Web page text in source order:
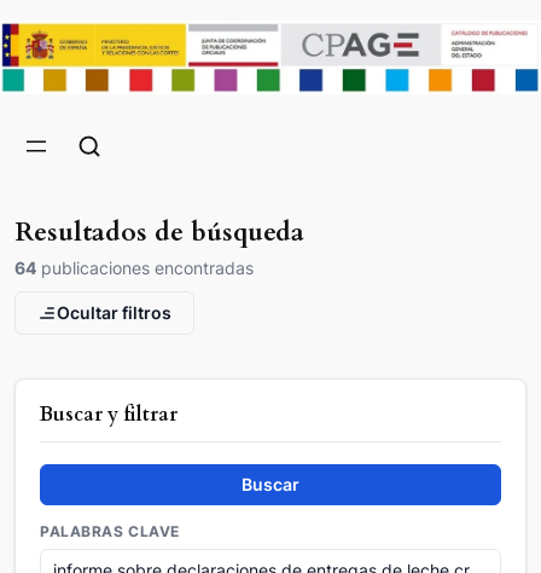
Resultados de búsqueda
64 publicaciones encontradas
Ocultar filtros
Buscar y filtrar
Buscar
PALABRAS CLAVE